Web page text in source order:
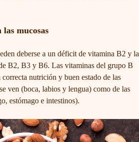
mucosas
deberse a un déficit de vitamina B2 y la
B2, B3 y B6. Las vitaminas del grupo B
nutrición y buen estado de las
ven (boca, labios y lengua) como de las
estómago e intestinos).